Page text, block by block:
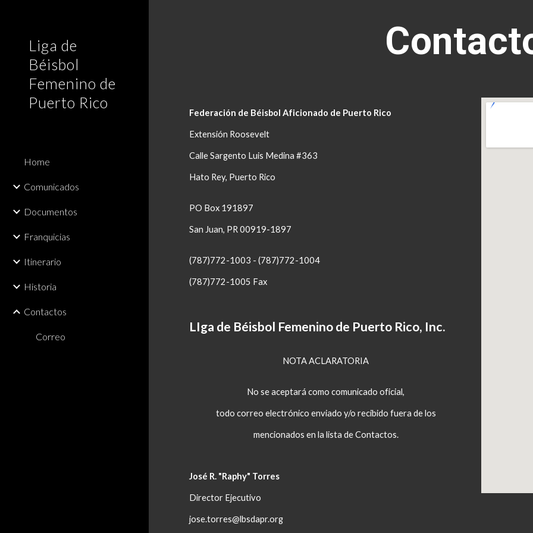
Liga de
Béisbol
Femenino de
Puerto Rico
Home
Comunicados
Documentos
Franquicias
Itinerario
Historia
Contactos
Correo
Federación de Béisbol Aficionado de Puerto Rico
Extensión Roosevelt
Calle Sargento Luis Medina #363
Hato Rey, Puerto Rico
PO Box 191897
San Juan, PR 00919-1897
(787)772-1003 - (787)772-1004
(787)772-1005 Fax
LIga de Béisbol Femenino de Puerto Rico, Inc.
NOTA ACLARATORIA
No se aceptará como comunicado oficial,
todo correo electrónico enviado y/o recibido fuera de los
mencionados en la lista de Contactos.
José R. "Raphy" Torres
Director Ejecutivo
jose.torres@lbsdapr.org